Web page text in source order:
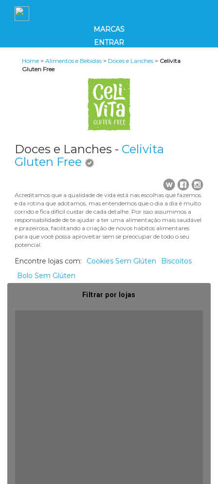
MARCAS
ENTRAR
Home > Alimentos e Bebidas > Doces e Lanches > Celivita
Gluten Free
Doces e Lanches - Celivita
Gluten Free
Acreditamos que a qualidade de vida está nas escolhas que fazemos
e da rotina que adotamos, mas entendemos que o dia a dia é muito
corrido e fica difícil cuidar de cada detalhe. Por isso assumimos a
responsabilidade de te ajudar a ter uma alimentação mais saudável
e prazeirosa, facilitando a criação de novos hábitos alimentares
para que você possa aproveitar sem se preocupar de todo o seu
potencial.
Encontre lojas com: Cookies Sem Glúten
Biscoitos
Bolo Sem Glúten